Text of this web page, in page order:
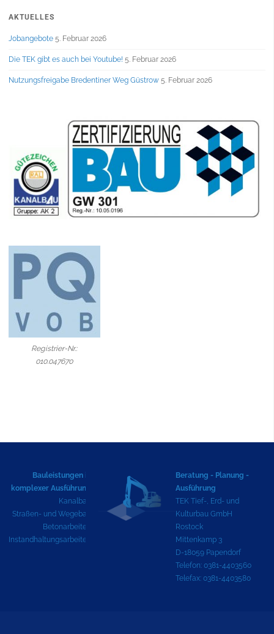
AKTUELLES
Jobangebote 5. Februar 2026
Die TEK gibt es auch bei Youtube! 5. Februar 2026
Nutzungsfreigabe Bredentiner Weg Güstrow 5. Februar 2026
Registrier-Nr.:
010.047670
Bauleistungen in
komplexer Ausführung
Kanalbau
Straßen- und Wegebau
Betonarbeiten
Instandhaltungsarbeiten
Beratung - Planung -
Ausführung
TEK Tief-, Erd- und
Kulturbau GmbH
Rostock
Mittenkamp 3
D-18059 Papendorf
Telefon: 0381-4403560
Telefax: 0381-4403580